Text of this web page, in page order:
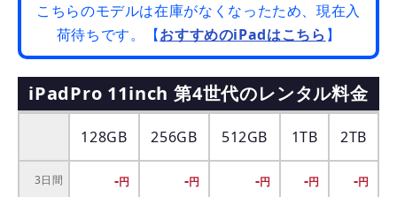
こちらのモデルは在庫がなくなったため、現在入
荷待ちです。【おすすめのiPadはこちら 】
iPadPro 11inch 第4世代のレンタル料金
128GB 256GB 512GB 1TB 2TB
3日間 - - - - -